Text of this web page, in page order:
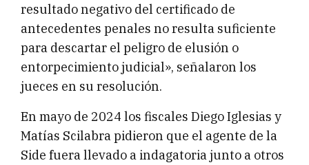
resultado negativo del certificado de
antecedentes penales no resulta suficiente
para descartar el peligro de elusión o
entorpecimiento judicial», señalaron los
jueces en su resolución.
En mayo de 2024 los fiscales Diego Iglesias y
Matías Scilabra pidieron que el agente de la
Side fuera llevado a indagatoria junto a otros